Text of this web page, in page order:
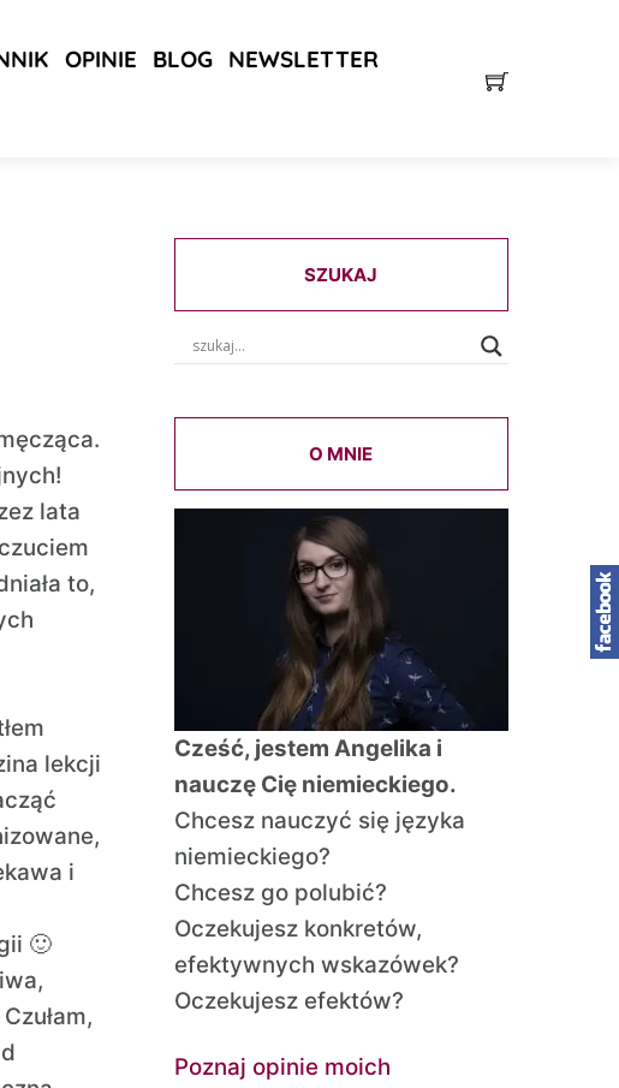
OPINIE BLOG NEWSLETTER
lata
to,
lekcji
i
🙂
SZUKAJ
O MNIE
Cześć, jestem Angelika i
nauczę Cię niemieckiego.
Chcesz nauczyć się języka
niemieckiego?
Chcesz go polubić?
Oczekujesz konkretów,
efektywnych wskazówek?
Oczekujesz efektów?
Poznaj opinie moich